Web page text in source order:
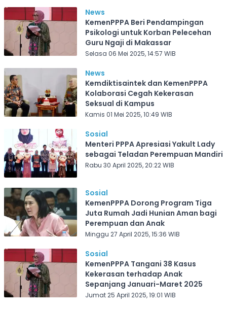
News
KemenPPPA Beri Pendampingan
Psikologi untuk Korban Pelecehan
Guru Ngaji di Makassar
Selasa 06 Mei 2025, 14:57 WIB
News
Kemdiktisaintek dan KemenPPPA
Kolaborasi Cegah Kekerasan
Seksual di Kampus
Kamis 01 Mei 2025, 10:49 WIB
Sosial
Menteri PPPA Apresiasi Yakult Lady
sebagai Teladan Perempuan Mandiri
Rabu 30 April 2025, 20:22 WIB
Sosial
KemenPPPA Dorong Program Tiga
Juta Rumah Jadi Hunian Aman bagi
Perempuan dan Anak
Minggu 27 April 2025, 15:36 WIB
Sosial
KemenPPPA Tangani 38 Kasus
Kekerasan terhadap Anak
Sepanjang Januari-Maret 2025
Jumat 25 April 2025, 19:01 WIB